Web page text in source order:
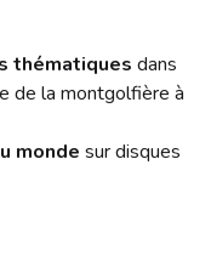
thématiques dans
de la montgolfière à
monde sur disques